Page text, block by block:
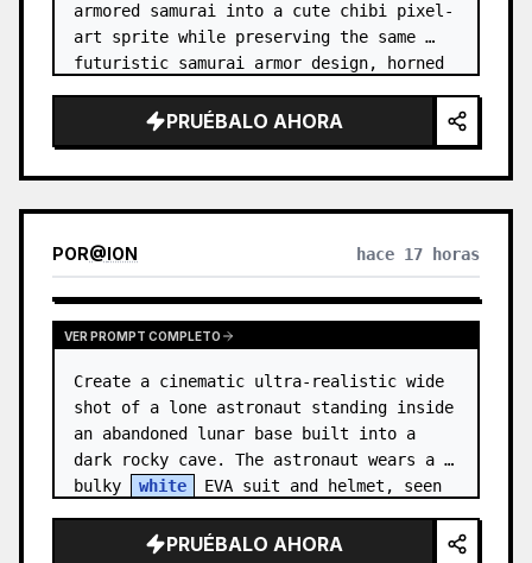
armored samurai into a cute chibi pixel-
art sprite while preserving the same
futuristic samurai armor design, horned
accents, glowing cyan energy details,…
PRUÉBALO AHORA
POR@ION hace 17 horas
VER PROMPT COMPLETO
Create a cinematic ultra-realistic wide
shot of a lone astronaut standing inside
an abandoned lunar base built into a
dark rocky cave. The astronaut wears a
bulky
white
EVA suit and helmet, seen
PRUÉBALO AHORA